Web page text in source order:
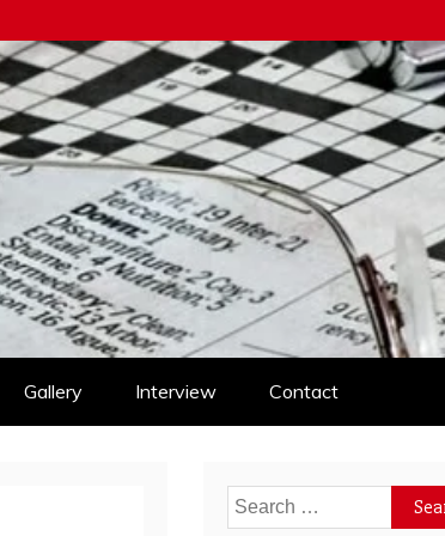
Gallery Interview Contact
Search